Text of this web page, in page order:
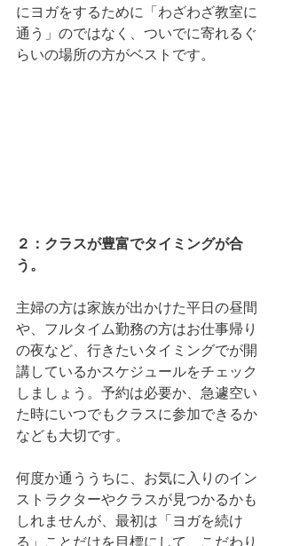
にヨガをするために「わざわざ教室に
通う」のではなく、ついでに寄れるぐ
らいの場所の方がベストです。
２：クラスが豊富でタイミングが合
う。
主婦の方は家族が出かけた平日の昼間
や、フルタイム勤務の方はお仕事帰り
の夜など、行きたいタイミングでが開
講しているかスケジュールをチェック
しましょう。予約は必要か、急遽空い
た時にいつでもクラスに参加できるか
なども大切です。
何度か通ううちに、お気に入りのイン
ストラクターやクラスが見つかるかも
しれませんが、最初は「ヨガを続け
る」ことだけを目標にして、こだわり